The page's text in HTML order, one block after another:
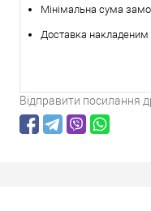
Мінімальна сума
Доставка накладеним
Відправити посилання